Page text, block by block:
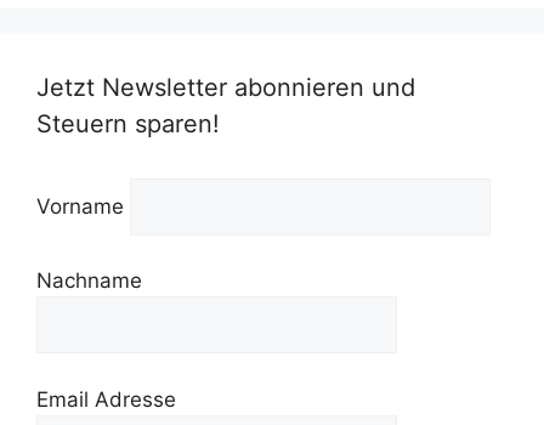
Jetzt Newsletter abonnieren und
Steuern sparen!
Vorname
Nachname
Email Adresse